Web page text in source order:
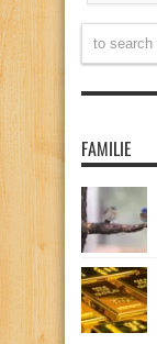
FAMILIE